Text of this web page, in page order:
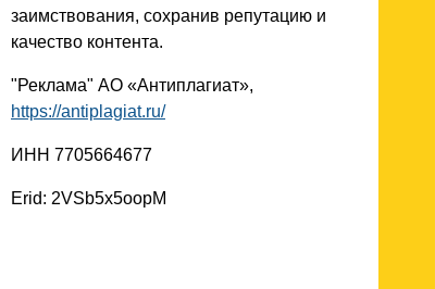
заимствования, сохранив репутацию и
качество контента.
"Реклама" АО «Антиплагиат»,
https://antiplagiat.ru/
ИНН 7705664677
Erid: 2VSb5x5oopM